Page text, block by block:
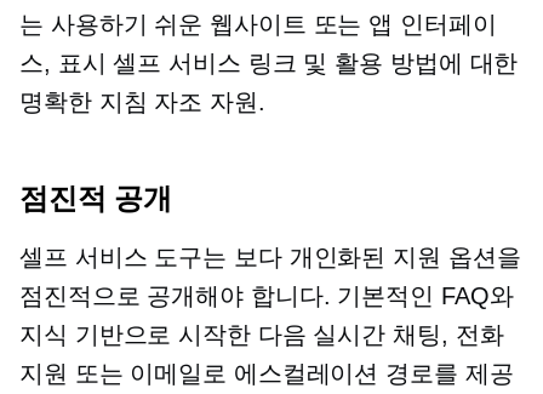
는 사용하기 쉬운 웹사이트 또는 앱 인터페이
스, 표시셀프 서비스 링크 및 활용 방법에 대한
명확한 지침 자조 자원.
점진적 공개
셀프 서비스 도구는 보다 개인화된 지원 옵션을
점진적으로 공개해야 합니다. 기본적인 FAQ와
지식 기반으로 시작한 다음 실시간 채팅, 전화
지원 또는 이메일로 에스컬레이션 경로를 제공